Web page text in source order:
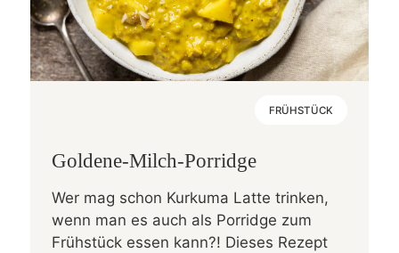
FRÜHSTÜCK
Goldene-Milch-Porridge
Wer mag schon Kurkuma Latte trinken,
wenn man es auch als Porridge zum
Frühstück essen kann?! Dieses Rezept